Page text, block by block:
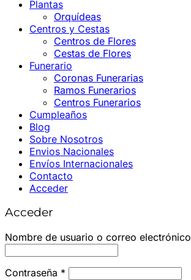
Plantas
Orquídeas
Centros y Cestas
Centros de Flores
Cestas de Flores
Funerario
Coronas Funerarias
Ramos Funerarios
Centros Funerarios
Cumpleaños
Blog
Sobre Nosotros
Envios Nacionales
Envíos Internacionales
Contacto
Acceder
Acceder
Nombre de usuario o correo electrónico
Contraseña *